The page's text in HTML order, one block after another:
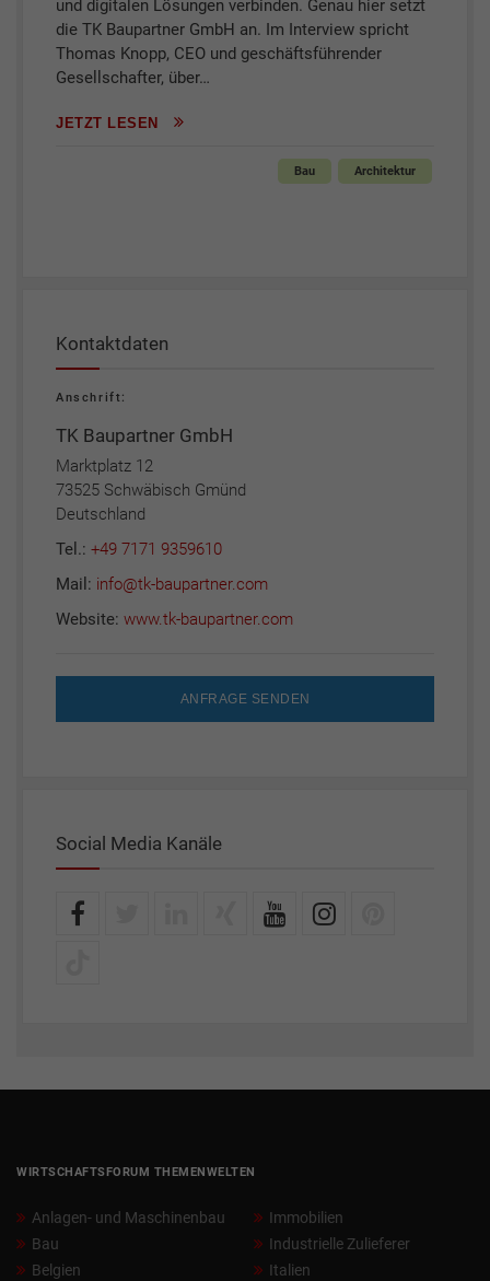
und digitalen Lösungen verbinden. Genau hier setzt
die TK Baupartner GmbH an. Im Interview spricht
Thomas Knopp, CEO und geschäftsführender
Gesellschafter, über…
JETZT LESEN
Bau Architektur
Kontaktdaten
Anschrift:
TK Baupartner GmbH
Marktplatz 12
73525 Schwäbisch Gmünd
Deutschland
Tel.: +49 7171 9359610
Mail: info@tk-baupartner.com
Website: www.tk-baupartner.com
ANFRAGE SENDEN
Social Media Kanäle
WIRTSCHAFTSFORUM THEMENWELTEN
Anlagen- und Maschinenbau
Bau
Belgien
Immobilien
Industrielle Zulieferer
Italien